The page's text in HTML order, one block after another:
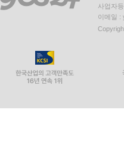
사업자
이메일 :